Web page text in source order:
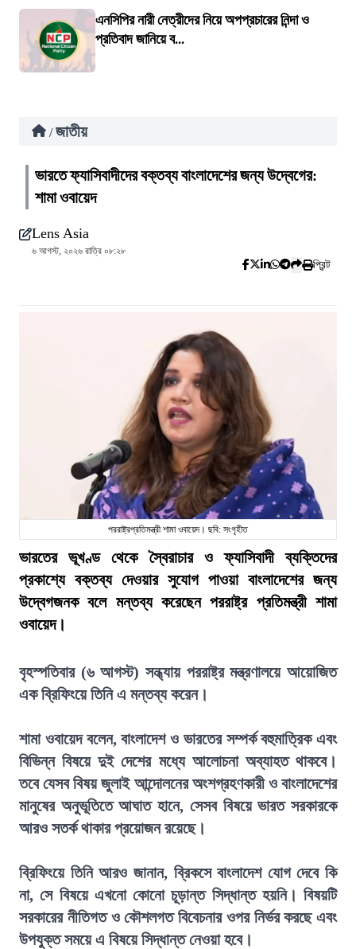
এনসিপির নারী নেত্রীদের নিয়ে অপপ্রচারের নিন্দা ও
প্রতিবাদ জানিয়ে ব...
/ জাতীয়
ভারতে ফ্যাসিবাদীদের বক্তব্য বাংলাদেশের জন্য উদ্বেগের:
শামা ওবায়েদ
Lens Asia
৬ আগস্ট, ২০২৬ রাত্রি ০৮:২৮
প্রিন্ট
পররাষ্ট্রপ্রতিমন্ত্রী শামা ওবায়েদ। ছবি: সংগৃহীত
ভারতের ভূখণ্ড থেকে স্বৈরাচার ও ফ্যাসিবাদী ব্যক্তিদের
প্রকাশ্যে বক্তব্য দেওয়ার সুযোগ পাওয়া বাংলাদেশের জন্য
উদ্বেগজনক বলে মন্তব্য করেছেন পররাষ্ট্র প্রতিমন্ত্রী শামা
ওবায়েদ।
বৃহস্পতিবার (৬ আগস্ট) সন্ধ্যায় পররাষ্ট্র মন্ত্রণালয়ে আয়োজিত
এক ব্রিফিংয়ে তিনি এ মন্তব্য করেন।
শামা ওবায়েদ বলেন, বাংলাদেশ ও ভারতের সম্পর্ক বহুমাত্রিক এবং
বিভিন্ন বিষয়ে দুই দেশের মধ্যে আলোচনা অব্যাহত থাকবে।
তবে যেসব বিষয় জুলাই আন্দোলনের অংশগ্রহণকারী ও বাংলাদেশের
মানুষের অনুভূতিতে আঘাত হানে, সেসব বিষয়ে ভারত সরকারকে
আরও সতর্ক থাকার প্রয়োজন রয়েছে।
ব্রিফিংয়ে তিনি আরও জানান, ব্রিকসে বাংলাদেশ যোগ দেবে কি
না, সে বিষয়ে এখনো কোনো চূড়ান্ত সিদ্ধান্ত হয়নি। বিষয়টি
সরকারের নীতিগত ও কৌশলগত বিবেচনার ওপর নির্ভর করছে এবং
উপযুক্ত সময়ে এ বিষয়ে সিদ্ধান্ত নেওয়া হবে।